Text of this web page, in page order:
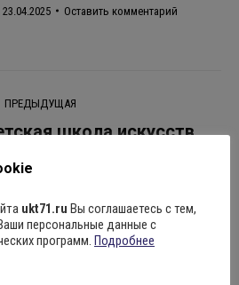
23.04.2025 Оставить комментарий
ПРЕДЫДУЩАЯ
запись:
школа искусств​
концерт “Мы –
в 17.00 в концертном​
адресу: п.Ленинский,
ukt71.ru Вы соглашаетесь с тем,
персональные данные с
программ. Подробнее